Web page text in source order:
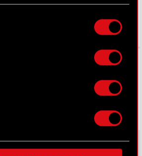
z dokładnością nawet
Twoje urządzenie, aktywnie
je zbiory
przetwarzane oraz ustaw własne
. W Deklaracji
chwili.